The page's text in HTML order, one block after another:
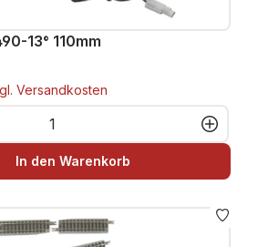
13° 110mm
Versandkosten
Gib den
In den Warenkorb